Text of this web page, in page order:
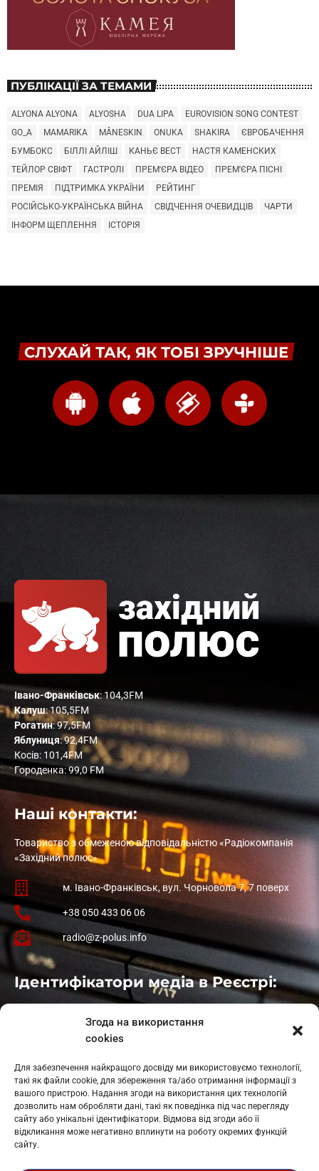
Згода на використання
cookies
Для забезпечення найкращого досвіду ми використовуємо технології,
такі як файли cookie, для збереження та/або отримання інформації з
вашого пристрою. Надання згоди на використання цих технологій
дозволить нам обробляти дані, такі як поведінка під час перегляду
сайту або унікальні ідентифікатори. Відмова від згоди або її
відкликання може негативно вплинути на роботу окремих функцій
сайту.
ПУБЛІКАЦІЇ ЗА ТЕМАМИ
ALYONA ALYONA ALYOSHA DUA LIPA
EUROVISION SONG CONTEST
GO_A
MAMARIKA MÅNESKIN ONUKA SHAKIRA
ЄВРОБАЧЕННЯ
БУМБОКС
БІЛЛІ АЙЛІШ КАНЬЄ ВЕСТ
НАСТЯ КАМЕНСКИХ
ТЕЙЛОР СВІФТ
ГАСТРОЛІ ПРЕМ'ЄРА ВІДЕО
ПРЕМ'ЄРА ПІСНІ
ПРЕМІЯ
ПІДТРИМКА УКРАЇНИ
РЕЙТИНГ
РОСІЙСЬКО-УКРАЇНСЬКА ВІЙНА
СВІДЧЕННЯ ОЧЕВИДЦІВ
ЧАРТИ
ІНФОРМ ЩЕПЛЕННЯ
ІСТОРІЯ
СЛУХАЙ ТАК, ЯК ТОБІ ЗРУЧНІШЕ
Івано-Франківськ: 104,3FM
Калуш: 105,5FM
Рогатин: 97,5FM
Яблуниця: 92,4FM
Косів: 101,4FM
Городенка: 99,0 FM
Наші контакти:
Товариство з обмеженою відповідальністю «Радіокомпанія
«Західний полюс»
м. Івано-Франківськ, вул. Чорновола 7, 7 поверх
+38 050 433 06 06
radio@z-polus.info
Ідентифікатори медіа в Реєстрі:
: L11-01410
: L11-01801
Косів: L11-01805
Гарасимів: L11-02274